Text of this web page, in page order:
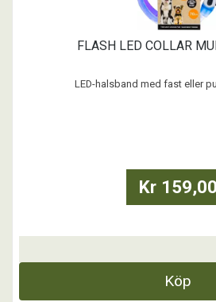
FLASH LED COLLAR
LED-halsband med fast eller
...
Kr 159,00
Köp